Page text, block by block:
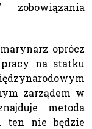
zobowiązania
oprócz
na statku
zarządem w
metoda
ten nie będzie